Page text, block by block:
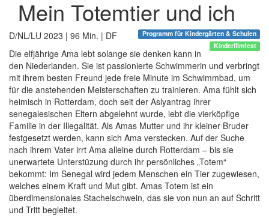
Mein Totemtier und ich
D/NL/LU 2023 | 96 Min. | DF
Programm für Kindergärten & Schulen
Kinderfilmfest
Die elfjährige Ama lebt solange sie denken kann in
den Niederlanden. Sie ist passionierte Schwimmerin und verbringt
mit ihrem besten Freund jede freie Minute im Schwimmbad, um
für die anstehenden Meisterschaften zu trainieren. Ama fühlt sich
heimisch in Rotterdam, doch seit der Aslyantrag ihrer
senegalesischen Eltern abgelehnt wurde, lebt die vierköpfige
Familie in der Illegalität. Als Amas Mutter und ihr kleiner Bruder
festgesetzt werden, kann sich Ama verstecken. Auf der Suche
nach ihrem Vater irrt Ama alleine durch Rotterdam – bis sie
unerwartete Unterstüzung durch ihr persönliches „Totem“
bekommt: Im Senegal wird jedem Menschen ein Tier zugewiesen,
welches einem Kraft und Mut gibt. Amas Totem ist ein
überdimensionales Stachelschwein, das sie von nun an auf Schritt
und Tritt begleitet.